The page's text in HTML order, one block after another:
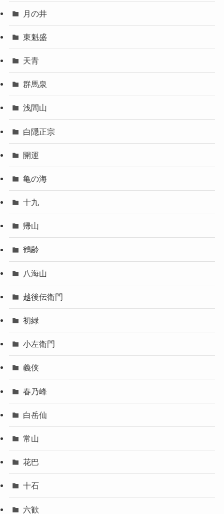
月の井
東魁盛
天青
群馬泉
浅間山
白隠正宗
開運
亀の海
十九
帰山
鶴齢
八海山
越後伝衛門
初緑
小左衛門
義侠
春乃峰
白岳仙
常山
花巴
十石
六歓